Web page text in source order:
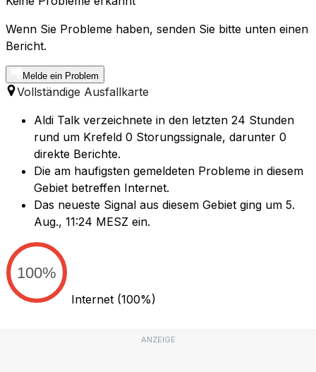
Wenn Sie Probleme haben, senden Sie bitte unten einen
Bericht.
Melde ein Problem
Vollständige Ausfallkarte
Aldi Talk verzeichnete in den letzten 24 Stunden
rund um Krefeld 0 Storungssignale, darunter 0
direkte Berichte.
Die am haufigsten gemeldeten Probleme in diesem
Gebiet betreffen Internet.
Das neueste Signal aus diesem Gebiet ging um 5.
Aug., 11:24 MESZ ein.
100%
Internet (100%)
ANZEIGE